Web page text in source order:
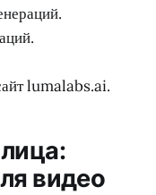
lumalabs.ai.
видео